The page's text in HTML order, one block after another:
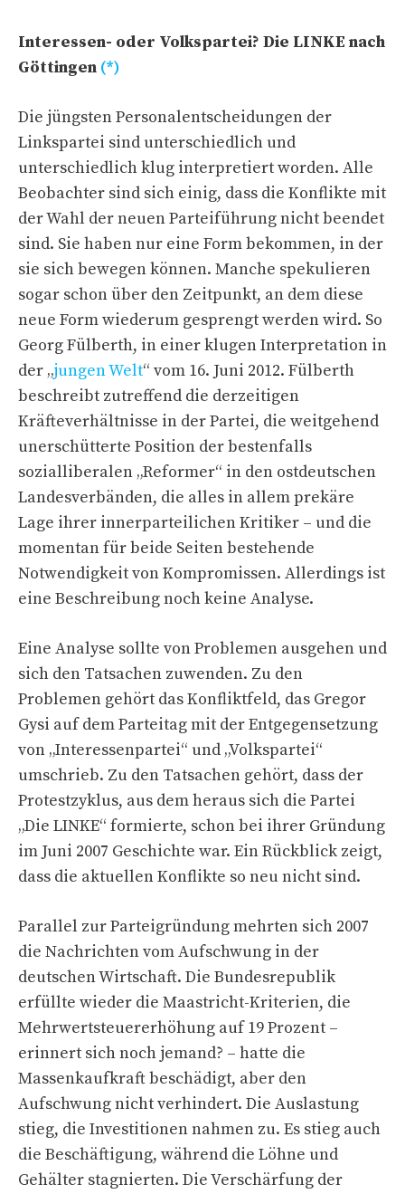
Interessen- oder Volkspartei? Die LINKE nach
Göttingen (*)
Die jüngsten Personalentscheidungen der
Linkspartei sind unterschiedlich und
unterschiedlich klug interpretiert worden. Alle
Beobachter sind sich einig, dass die Konflikte mit
der Wahl der neuen Parteiführung nicht beendet
sind. Sie haben nur eine Form bekommen, in der
sie sich bewegen können. Manche spekulieren
sogar schon über den Zeitpunkt, an dem diese
neue Form wiederum gesprengt werden wird. So
Georg Fülberth, in einer klugen Interpretation in
der „jungen Welt“ vom 16. Juni 2012. Fülberth
beschreibt zutreffend die derzeitigen
Kräfteverhältnisse in der Partei, die weitgehend
unerschütterte Position der bestenfalls
sozialliberalen „Reformer“ in den ostdeutschen
Landesverbänden, die alles in allem prekäre
Lage ihrer innerparteilichen Kritiker – und die
momentan für beide Seiten bestehende
Notwendigkeit von Kompromissen. Allerdings ist
eine Beschreibung noch keine Analyse.
Eine Analyse sollte von Problemen ausgehen und
sich den Tatsachen zuwenden. Zu den
Problemen gehört das Konfliktfeld, das Gregor
Gysi auf dem Parteitag mit der Entgegensetzung
von „Interessenpartei“ und „Volkspartei“
umschrieb. Zu den Tatsachen gehört, dass der
Protestzyklus, aus dem heraus sich die Partei
„Die LINKE“ formierte, schon bei ihrer Gründung
im Juni 2007 Geschichte war. Ein Rückblick zeigt,
dass die aktuellen Konflikte so neu nicht sind.
Parallel zur Parteigründung mehrten sich 2007
die Nachrichten vom Aufschwung in der
deutschen Wirtschaft. Die Bundesrepublik
erfüllte wieder die Maastricht-Kriterien, die
Mehrwertsteuererhöhung auf 19 Prozent –
erinnert sich noch jemand? – hatte die
Massenkaufkraft beschädigt, aber den
Aufschwung nicht verhindert. Die Auslastung
stieg, die Investitionen nahmen zu. Es stieg auch
die Beschäftigung, während die Löhne und
Gehälter stagnierten. Die Verschärfung der